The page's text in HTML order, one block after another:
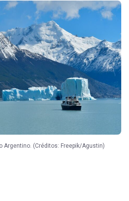
Argentino. (Créditos: Freepik/Agustin)